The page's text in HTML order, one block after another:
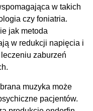
w takich
czy foniatria.
jak metoda
w redukcji napięcia i
zaburzeń
muzyka może
pacjentów.